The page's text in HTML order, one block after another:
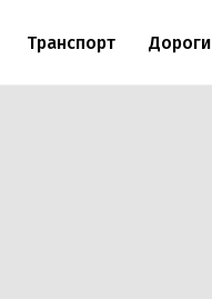
Транспорт Дороги